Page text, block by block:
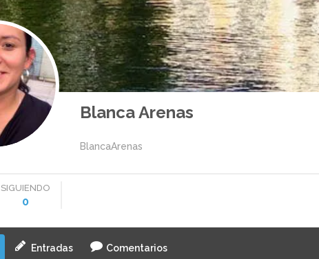
Blanca Arenas
BlancaArenas
SIGUIENDO
0
Entradas Comentarios